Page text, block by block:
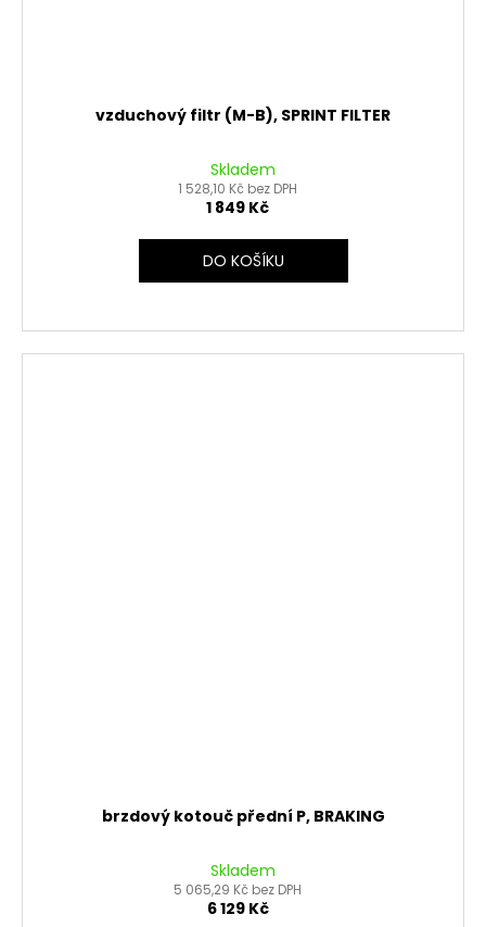
vzduchový filtr (M-B), SPRINT FILTER
Skladem
1 528,10 Kč bez DPH
1 849 Kč
DO KOŠÍKU
brzdový kotouč přední P, BRAKING
Skladem
5 065,29 Kč bez DPH
6 129 Kč